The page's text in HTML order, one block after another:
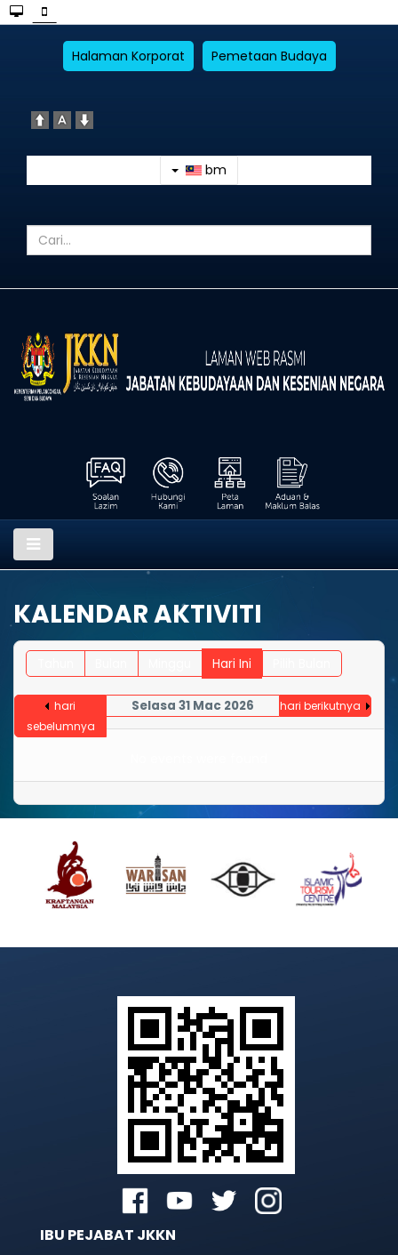
Halaman Korporat Pemetaan Budaya
bm
KALENDAR AKTIVITI
Hari Ini
hari
sebelumnya
Selasa 31 Mac 2026 hari berikutnya
IBU PEJABAT JKKN